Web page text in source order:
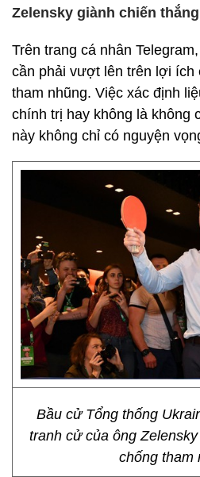
Zelensky giành chiến
Trên trang cá nhân
cần phải vượt lên trên lợi ích
tham nhũng. Việc xác định
chính trị hay không là không
này không chỉ có nguyện
Bầu cử Tổng thống
tranh cử của ông
chống tham